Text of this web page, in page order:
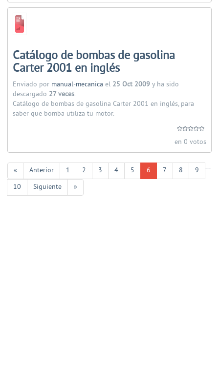
Catálogo de bombas de gasolina
Carter 2001 en inglés
Enviado por manual-mecanica el 25 Oct 2009 y ha sido
descargado 27 veces.
Catálogo de bombas de gasolina Carter 2001 en inglés, para
saber que bomba utiliza tu motor.
en 0 votos
« Anterior 1 2 3 4 5 6 7 8
9
10
...
Siguiente »